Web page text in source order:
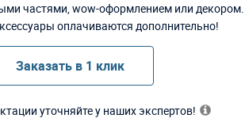
частями, wow-оформлением или декором.
оплачиваются дополнительно!
Заказать в 1 клик
уточняйте у наших экспертов!